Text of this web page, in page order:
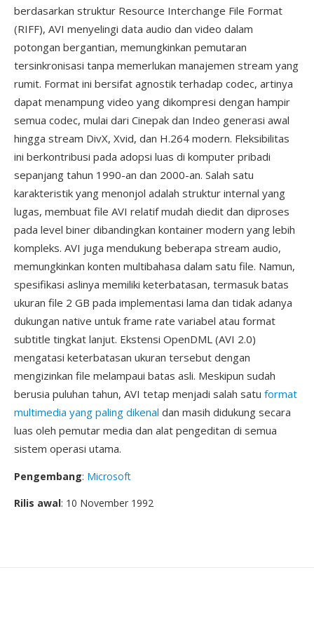
berdasarkan struktur Resource Interchange File Format
(RIFF), AVI menyelingi data audio dan video dalam
potongan bergantian, memungkinkan pemutaran
tersinkronisasi tanpa memerlukan manajemen stream yang
rumit. Format ini bersifat agnostik terhadap codec, artinya
dapat menampung video yang dikompresi dengan hampir
semua codec, mulai dari Cinepak dan Indeo generasi awal
hingga stream DivX, Xvid, dan H.264 modern. Fleksibilitas
ini berkontribusi pada adopsi luas di komputer pribadi
sepanjang tahun 1990-an dan 2000-an. Salah satu
karakteristik yang menonjol adalah struktur internal yang
lugas, membuat file AVI relatif mudah diedit dan diproses
pada level biner dibandingkan kontainer modern yang lebih
kompleks. AVI juga mendukung beberapa stream audio,
memungkinkan konten multibahasa dalam satu file. Namun,
spesifikasi aslinya memiliki keterbatasan, termasuk batas
ukuran file 2 GB pada implementasi lama dan tidak adanya
dukungan native untuk frame rate variabel atau format
subtitle tingkat lanjut. Ekstensi OpenDML (AVI 2.0)
mengatasi keterbatasan ukuran tersebut dengan
mengizinkan file melampaui batas asli. Meskipun sudah
berusia puluhan tahun, AVI tetap menjadi salah satu format
multimedia yang paling dikenal dan masih didukung secara
luas oleh pemutar media dan alat pengeditan di semua
sistem operasi utama.
Pengembang: Microsoft
Rilis awal: 10 November 1992